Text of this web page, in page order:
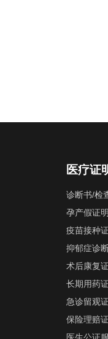
医疗证
诊断书/检
孕产假证
疫苗接种
抑郁症诊
术后康复
长期用药
急诊留观
保险理赔
医生公证